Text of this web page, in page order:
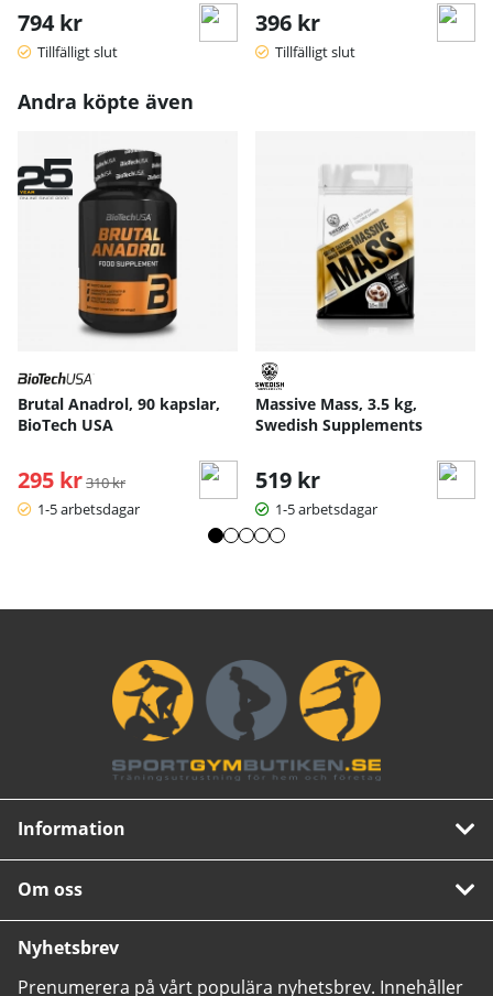
794 kr
Tillfälligt slut
396 kr
Tillfälligt slut
Andra köpte även
Brutal Anadrol, 90 kapslar,
BioTech USA
295 kr Ordinarie pris:
310 kr
1-5 arbetsdagar
Massive Mass, 3.5 kg,
Swedish Supplements
519 kr
1-5 arbetsdagar
Information
Om oss
Nyhetsbrev
Prenumerera på vårt populära nyhetsbrev. Innehåller